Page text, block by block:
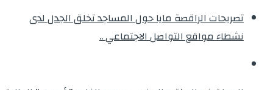
تصريحات الراقصة مايا حول المساجد تخلق الجدل لدى
نشطاء مواقع التواصل الاجتماعي ..